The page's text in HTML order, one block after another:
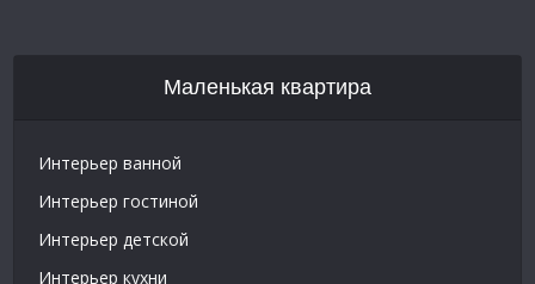
Маленькая квартира
Интерьер ванной
Интерьер гостиной
Интерьер детской
Интерьер кухни